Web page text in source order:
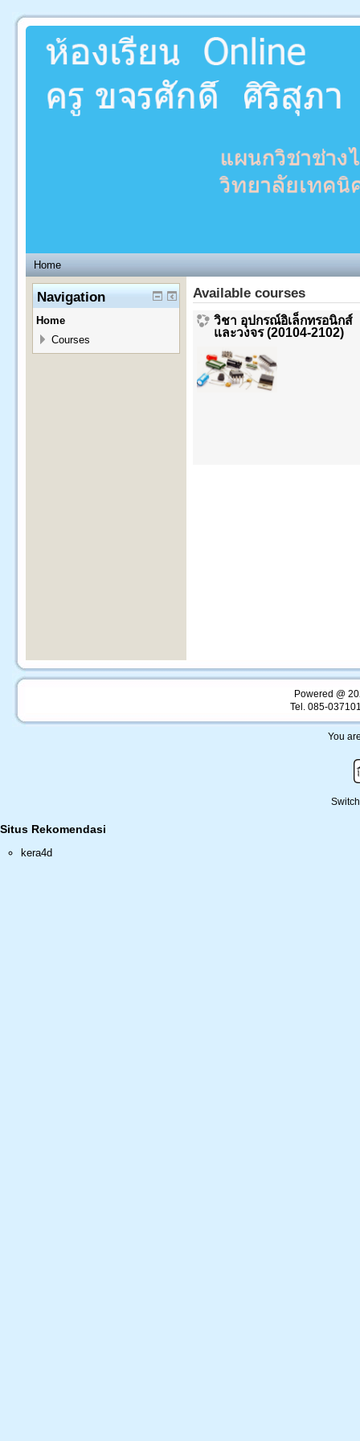
Home
Available courses
วิชา อุปกรณ์อิเล็กทรอนิกส์
และวงจร (20104-2102)
Navigation
Home
Courses
Powered @
Tel. 085-
You
Situs Rekomendasi
kera4d